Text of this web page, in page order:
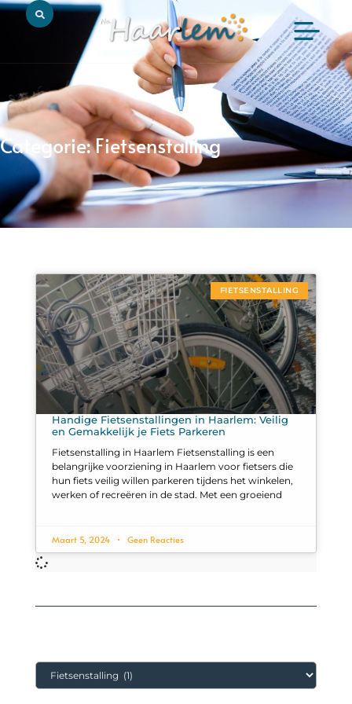
Categorie: Fietsenstalling
FIETSENSTALLING
Handige Fietsenstallingen in Haarlem: Veilig
en Gemakkelijk je Fiets Parkeren
Fietsenstalling in Haarlem Fietsenstalling is een
belangrijke voorziening in Haarlem voor fietsers die
hun fiets veilig willen parkeren tijdens het winkelen,
werken of recreëren in de stad. Met een groeiend
Maart 5, 2024 Geen Reacties